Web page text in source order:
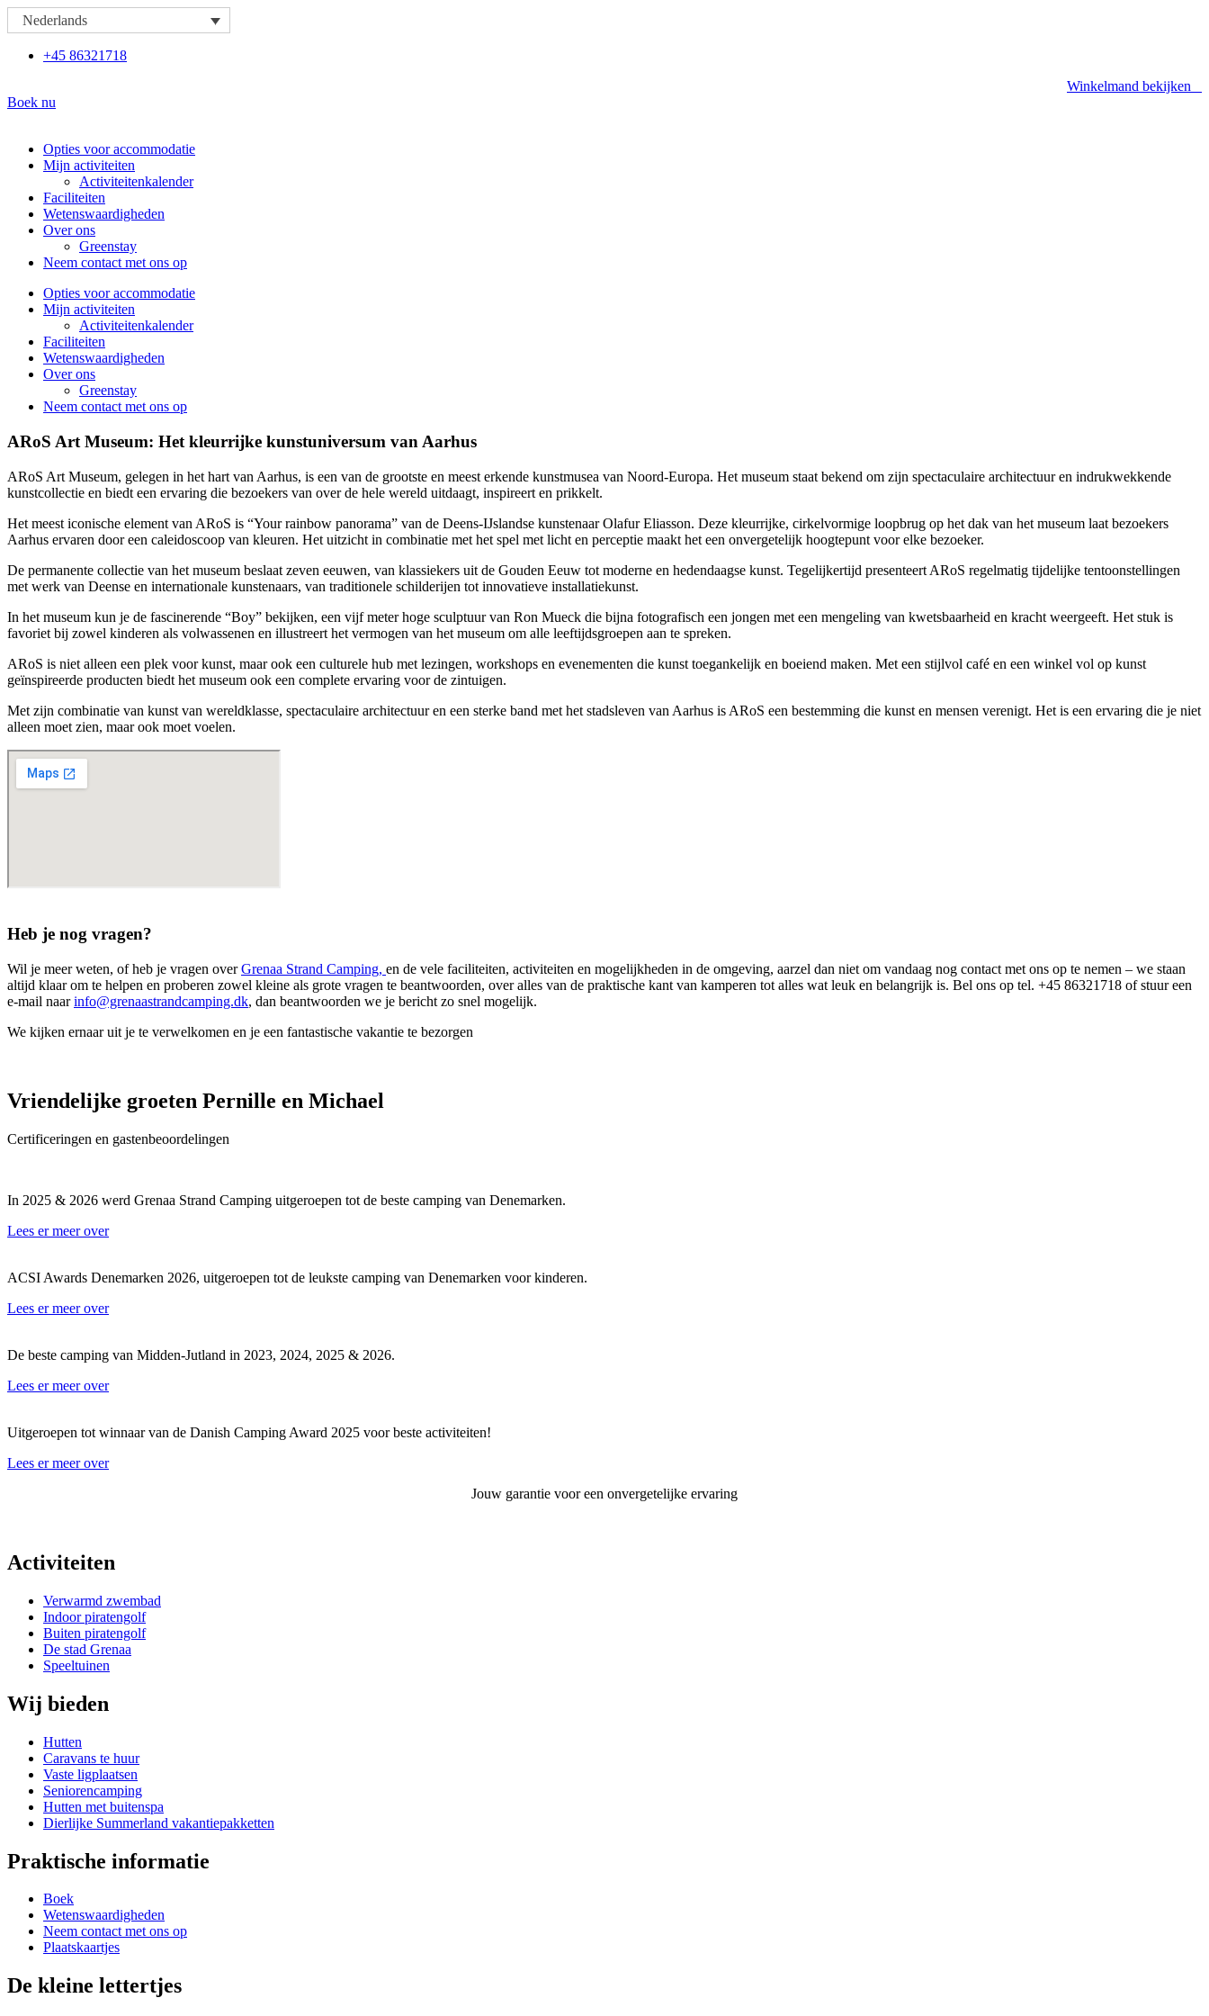
Ga
naar
inhoud
Nederlands
+45 86321718
Winkelmand bekijken
Boek nu
Opties voor accommodatie
Mijn activiteiten
Activiteitenkalender
Faciliteiten
Wetenswaardigheden
Over ons
Greenstay
Neem contact met ons op
Opties voor accommodatie
Mijn activiteiten
Activiteitenkalender
Faciliteiten
Wetenswaardigheden
Over ons
Greenstay
Neem contact met ons op
ARoS Art Museum: Het kleurrijke kunstuniversum van Aarhus
ARoS Art Museum, gelegen in het hart van Aarhus, is een van de grootste en meest erkende kunstmusea van Noord-Europa. Het museum staat bekend om zijn spectaculaire architectuur en indrukwekkende
kunstcollectie en biedt een ervaring die bezoekers van over de hele wereld uitdaagt, inspireert en prikkelt.
Het meest iconische element van ARoS is “Your rainbow panorama” van de Deens-IJslandse kunstenaar Olafur Eliasson. Deze kleurrijke, cirkelvormige loopbrug op het dak van het museum laat bezoekers
Aarhus ervaren door een caleidoscoop van kleuren. Het uitzicht in combinatie met het spel met licht en perceptie maakt het een onvergetelijk hoogtepunt voor elke bezoeker.
De permanente collectie van het museum beslaat zeven eeuwen, van klassiekers uit de Gouden Eeuw tot moderne en hedendaagse kunst. Tegelijkertijd presenteert ARoS regelmatig tijdelijke tentoonstellingen
met werk van Deense en internationale kunstenaars, van traditionele schilderijen tot innovatieve installatiekunst.
In het museum kun je de fascinerende “Boy” bekijken, een vijf meter hoge sculptuur van Ron Mueck die bijna fotografisch een jongen met een mengeling van kwetsbaarheid en kracht weergeeft. Het stuk is
favoriet bij zowel kinderen als volwassenen en illustreert het vermogen van het museum om alle leeftijdsgroepen aan te spreken.
ARoS is niet alleen een plek voor kunst, maar ook een culturele hub met lezingen, workshops en evenementen die kunst toegankelijk en boeiend maken. Met een stijlvol café en een winkel vol op kunst
geïnspireerde producten biedt het museum ook een complete ervaring voor de zintuigen.
Met zijn combinatie van kunst van wereldklasse, spectaculaire architectuur en een sterke band met het stadsleven van Aarhus is ARoS een bestemming die kunst en mensen verenigt. Het is een ervaring die je niet
alleen moet zien, maar ook moet voelen.
Heb je nog vragen?
Wil je meer weten, of heb je vragen overGrenaa Strand Camping, en de vele faciliteiten, activiteiten en mogelijkheden in de omgeving, aarzel dan niet om vandaag nog contact met ons op te nemen – we staan
altijd klaar om te helpen en proberen zowel kleine als grote vragen te beantwoorden, over alles van de praktische kant van kamperen tot alles wat leuk en belangrijk is. Bel ons op tel. +45 86321718 of stuur een
e-mail naarinfo@grenaastrandcamping.dk, dan beantwoorden we je bericht zo snel mogelijk.
We kijken ernaar uit je te verwelkomen en je een fantastische vakantie te bezorgen
Vriendelijke groeten Pernille en Michael
Certificeringen en gastenbeoordelingen
In 2025 & 2026 werd Grenaa Strand Camping uitgeroepen tot de beste camping van Denemarken.
Lees er meer over
ACSI Awards Denemarken 2026, uitgeroepen tot de leukste camping van Denemarken voor kinderen.
Lees er meer over
De beste camping van Midden-Jutland in 2023, 2024, 2025 & 2026.
Lees er meer over
Uitgeroepen tot winnaar van de Danish Camping Award 2025 voor beste activiteiten!
Lees er meer over
Jouw garantie voor een onvergetelijke ervaring
Activiteiten
Verwarmd zwembad
Indoor piratengolf
Buiten piratengolf
De stad Grenaa
Speeltuinen
Wij bieden
Hutten
Caravans te huur
Vaste ligplaatsen
Seniorencamping
Hutten met buitenspa
Dierlijke Summerland vakantiepakketten
Praktische informatie
Boek
Wetenswaardigheden
Neem contact met ons op
Plaatskaartjes
De kleine lettertjes